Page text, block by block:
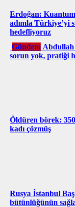
Erdoğan: Kuantum
adımla Türkiye’yi
hedefliyoruz
Gündem Abdullah
sorun yok, pratiği
Öldüren börek: 350
kadı çözmüş
Rusya İstanbul
bütünlüğünün